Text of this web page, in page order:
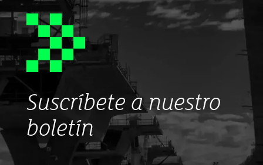
Suscríbete a nuestro
boletín